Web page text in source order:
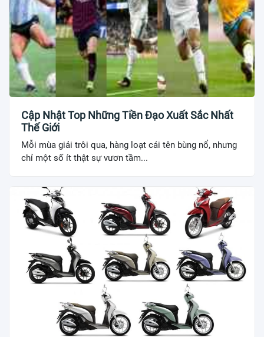
Cập Nhật Top Những Tiền Đạo Xuất Sắc Nhất
Thế Giới
Mỗi mùa giải trôi qua, hàng loạt cái tên bùng nổ, nhưng
chỉ một số ít thật sự vươn tầm...